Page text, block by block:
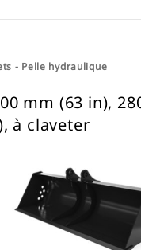
- Pelle hydraulique
mm (63 in),
à claveter